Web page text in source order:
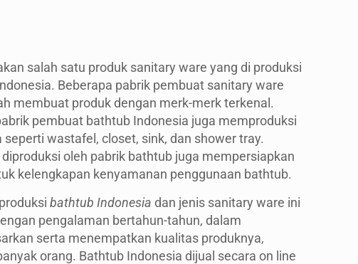
salah satu produk sanitary ware yang di produksi
Beberapa pabrik pembuat sanitary ware
membuat produk dengan merk-merk terkenal.
pembuat bathtub Indonesia juga memproduksi
wastafel, closet, sink, dan shower tray.
oleh pabrik bathtub juga mempersiapkan
kelengkapan kenyamanan penggunaan bathtub.
bathtub Indonesia dan jenis sanitary ware ini
pengalaman bertahun-tahun, dalam
serta menempatkan kualitas produknya,
orang. Bathtub Indonesia dijual secara on line